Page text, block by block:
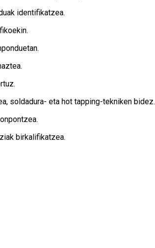
identifikatzea.
soldadura- eta hot tapping-tekniken bidez.
birkalifikatzea.